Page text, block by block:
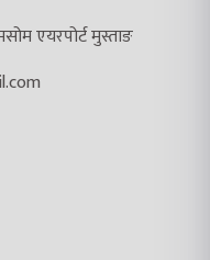
एयरपोर्ट मुस्ताङ